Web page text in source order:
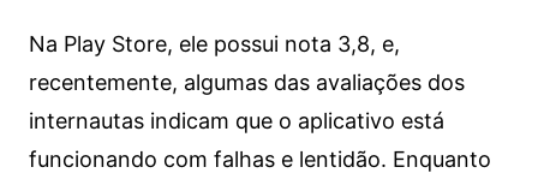
Na Play Store, ele possui nota 3,8, e,
recentemente, algumas das avaliações dos
internautas indicam que o aplicativo está
funcionando com falhas e lentidão. Enquanto